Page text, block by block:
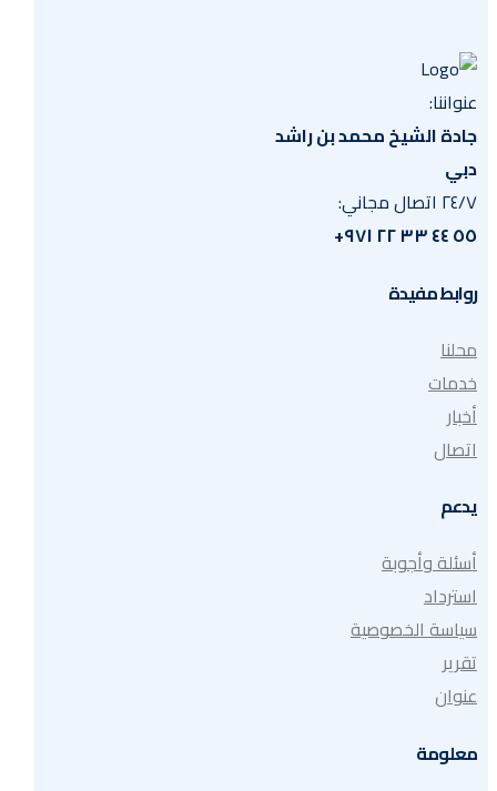
عنواننا:
جادة الشيخ محمد بن راشد
دبي
٢٤/٧ اتصال مجاني:
٥٥ ٤٤ ٣٣ ٢٢ ٩٧١+
روابط مفيدة
محلنا
خدمات
أخبار
اتصال
يدعم
أسئلة وأجوبة
استرداد
سياسة الخصوصية
تقرير
عنوان
معلومة